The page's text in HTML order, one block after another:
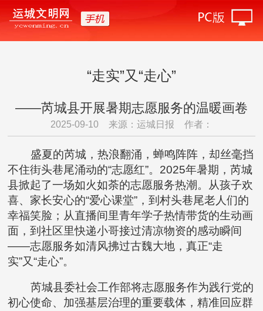
“走实”又“走心”
——芮城县开展暑期志愿服务的温暖画卷
2025-09-10 来源：运城日报 作者：
盛夏的芮城，热浪翻涌，蝉鸣阵阵，却丝毫挡
不住街头巷尾涌动的“志愿红”。2025年暑期，芮城
县掀起了一场如火如荼的志愿服务热潮。从孩子欢
喜、家长安心的“爱心课堂”，到村头巷尾老人们的
幸福笑脸；从直播间里青年学子热情带货的生动画
面，到社区里快递小哥接过清凉物资的感动瞬间
——志愿服务如清风拂过古魏大地，真正“走
实”又“走心”。
芮城县委社会工作部将志愿服务作为践行党的
初心使命、加强基层治理的重要载体，精准回应群